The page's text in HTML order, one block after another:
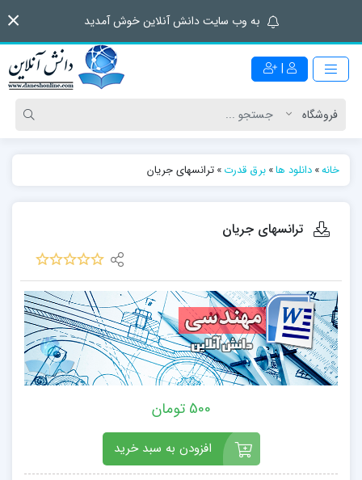
به وب سایت دانش آنلاین خوش آمدید
|
خانه»دانلود ها»برق قدرت»ترانسهای جریان
ترانسهای جریان
500 تومان
افزودن به سبد خرید